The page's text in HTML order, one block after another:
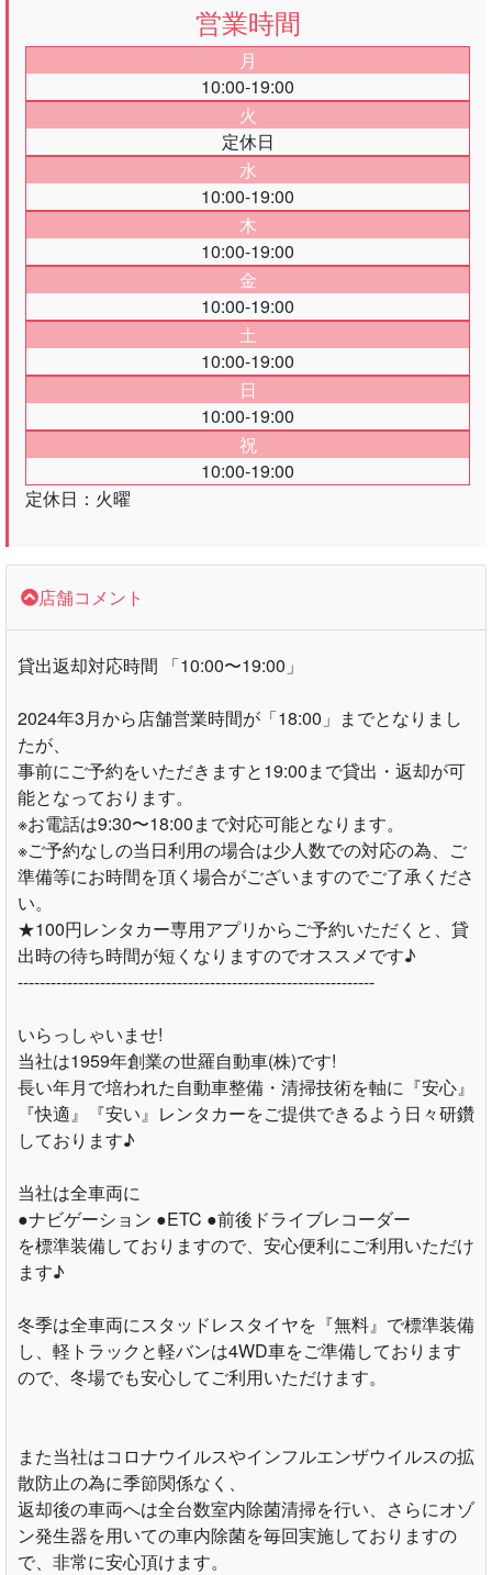
営業時間
月
10:00-19:00
火
定休日
水
10:00-19:00
木
10:00-19:00
金
10:00-19:00
土
10:00-19:00
日
10:00-19:00
祝
10:00-19:00
定休日：火曜
店舗コメント
貸出返却対応時間 「10:00〜19:00」
2024年3月から店舗営業時間が「18:00」までとなりまし
たが、
事前にご予約をいただきますと19:00まで貸出・返却が可
能となっております。
※お電話は9:30〜18:00まで対応可能となります。
※ご予約なしの当日利用の場合は少人数での対応の為、ご
準備等にお時間を頂く場合がございますのでご了承くださ
い。
★100円レンタカー専用アプリからご予約いただくと、貸
出時の待ち時間が短くなりますのでオススメです♪
-----------------------------------------------------------------
いらっしゃいませ!
当社は1959年創業の世羅自動車(株)です!
長い年月で培われた自動車整備・清掃技術を軸に『安心』
『快適』『安い』レンタカーをご提供できるよう日々研鑽
しております♪
当社は全車両に
●ナビゲーション ●ETC ●前後ドライブレコーダー
を標準装備しておりますので、安心便利にご利用いただけ
ます♪
冬季は全車両にスタッドレスタイヤを『無料』で標準装備
し、軽トラックと軽バンは4WD車をご準備しております
ので、冬場でも安心してご利用いただけます。
また当社はコロナウイルスやインフルエンザウイルスの拡
散防止の為に季節関係なく、
返却後の車両へは全台数室内除菌清掃を行い、さらにオゾ
ン発生器を用いての車内除菌を毎回実施しておりますの
で、非常に安心頂けます。